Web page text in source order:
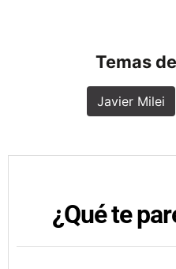
Temas
Javier Milei
¿Qué te